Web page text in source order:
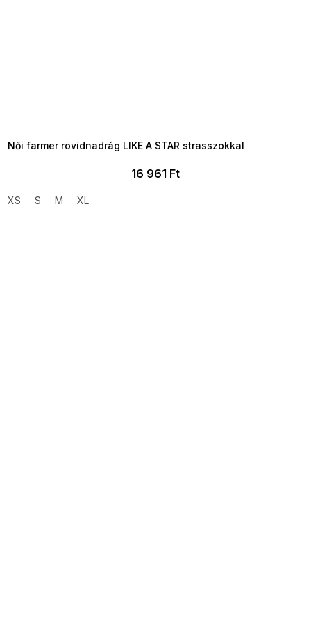
Női farmer rövidnadrág LIKE A STAR strasszokkal
16 961 Ft
XS S M XL